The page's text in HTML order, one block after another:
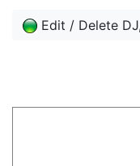
Edit / Delete